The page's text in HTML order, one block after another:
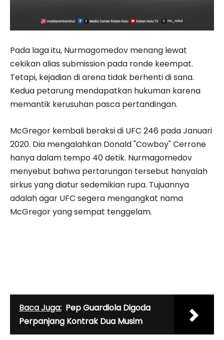
Pada laga itu, Nurmagomedov menang lewat
cekikan alias submission pada ronde keempat.
Tetapi, kejadian di arena tidak berhenti di sana.
Kedua petarung mendapatkan hukuman karena
memantik kerusuhan pasca pertandingan.
McGregor kembali beraksi di UFC 246 pada Januari
2020. Dia mengalahkan Donald "Cowboy" Cerrone
hanya dalam tempo 40 detik. Nurmagomedov
menyebut bahwa pertarungan tersebut hanyalah
sirkus yang diatur sedemikian rupa. Tujuannya
adalah agar UFC segera mengangkat nama
McGregor yang sempat tenggelam.
Baca Juga: Pep Guardiola Digoda
Perpanjang Kontrak Dua Musim